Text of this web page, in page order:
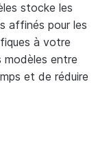
stocke les
affinés pour les
à votre
modèles entre
et de réduire